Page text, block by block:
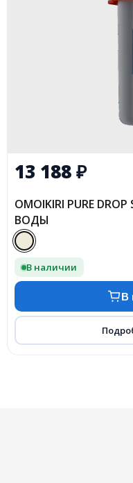
13 188₽
OMOIKIRI PURE
ВОДЫ
В наличии
В